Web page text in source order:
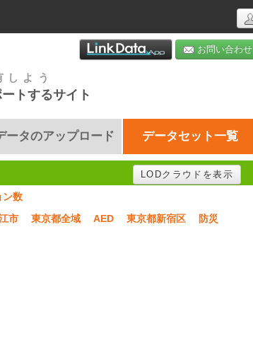
お問い合わせ
しよう
トするサイト
ータのアップロード データセット一覧
LODクラウドを表示
ン数
市 東京都全域 AED 東京都新宿区
防災